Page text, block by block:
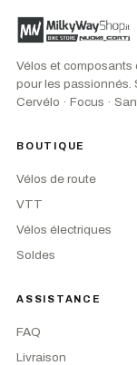
Vélos et composants
pour les passionnés.
Cervélo · Focus ·
BOUTIQUE
Vélos de route
VTT
Vélos électriques
Soldes
ASSISTANCE
FAQ
Livraison